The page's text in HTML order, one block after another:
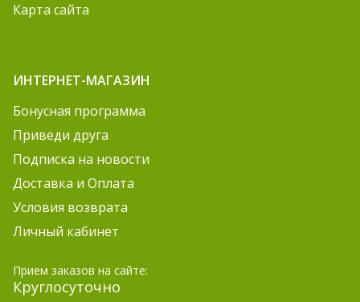
Карта сайта
ИНТЕРНЕТ-МАГАЗИН
Бонусная программа
Приведи друга
Подписка на новости
Доставка и Оплата
Условия возврата
Личный кабинет
Прием заказов на сайте:
Круглосуточно